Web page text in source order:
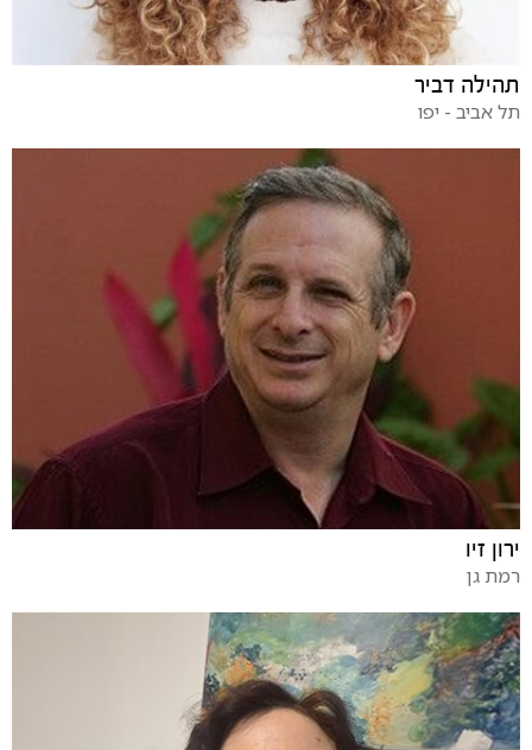
תהילה דביר
תל אביב - יפו
ירון זיו
רמת גן